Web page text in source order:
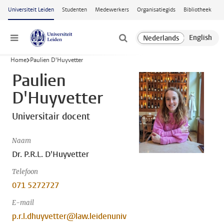
Ga naar hoofdinhoud
Universiteit Leiden Studenten Medewerkers Organisatiegids Bibliotheek
Menu
Home Paulien D'Huyvetter
Paulien
D'Huyvetter
Universitair docent
Naam
Dr. P.R.L. D'Huyvetter
Telefoon
071 5272727
E-mail
p.r.l.dhuyvetter@law.leidenuniv